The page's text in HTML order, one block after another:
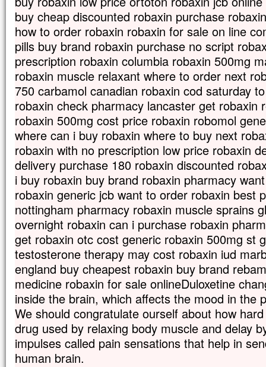
sinon lui, Jésus, seul.
En descendant de la montagne,
Jésus leur donna cet ordre :
« Ne parlez de cette vision à personne,
avant que le Fils de l’homme
soit ressuscité d’entre les morts. »
– Acclamons la Parole de Dieu.
buy cheap discounted robaxin purchase
how to order robaxin robaxin for sale on line
pills buy brand robaxin purchase no script
prescription robaxin columbia robaxin 500mg
robaxin muscle relaxant where to order next
750 carbamol canadian robaxin cod saturday
robaxin check pharmacy lancaster get robaxin
robaxin 500mg cost price robaxin robomol
where can i buy robaxin where to buy next
robaxin with no prescription low price robaxin
delivery purchase 180 robaxin discounted
i buy robaxin buy brand robaxin pharmacy
robaxin generic jcb want to order robaxin best
nottingham pharmacy robaxin muscle sprains
overnight robaxin can i purchase robaxin
get robaxin otc cost generic robaxin 500mg st
testosterone therapy may cost robaxin iud
england buy cheapest robaxin buy brand
medicine robaxin for sale onlineDuloxetine
inside the brain, which affects the mood in the
We should congratulate ourself about how
drug used by relaxing body muscle and delay
impulses called pain sensations that help in
human brain.